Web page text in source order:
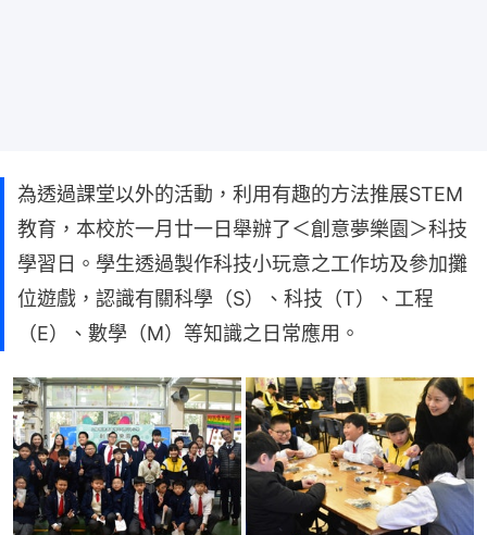
為透過課堂以外的活動，利用有趣的方法推展STEM
教育，本校於一月廿一日舉辦了＜創意夢樂園＞科技
學習日。學生透過製作科技小玩意之工作坊及參加攤
位遊戲，認識有關科學（S）、科技（T）、工程
（E）、數學（M）等知識之日常應用。